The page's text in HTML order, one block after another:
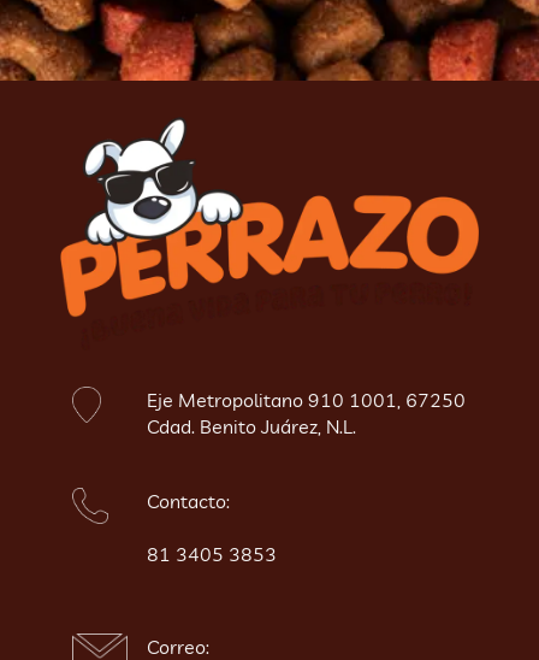
Eje Metropolitano 910 1001, 67250
Cdad. Benito Juárez, N.L.
Contacto:
81 3405 3853
Correo: